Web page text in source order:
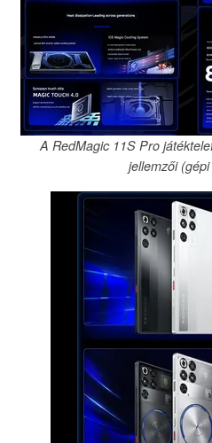
A RedMagic 11S Pro
jellemzői